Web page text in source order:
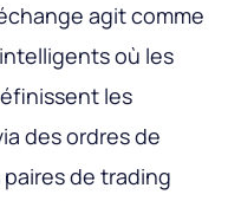
agit comme
où les
les
des ordres de
de trading